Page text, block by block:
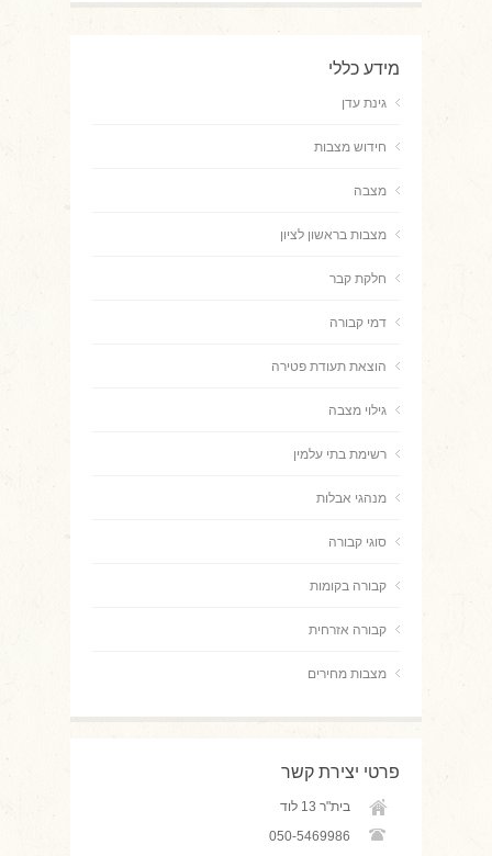
מידע כללי
גינת עדן
חידוש מצבות
מצבה
מצבות בראשון לציון
חלקת קבר
דמי קבורה
הוצאת תעודת פטירה
גילוי מצבה
רשימת בתי עלמין
מנהגי אבלות
סוגי קבורה
קבורה בקומות
קבורה אזרחית
מצבות מחירים
פרטי יצירת קשר
בית"ר 13 לוד
050-5469986